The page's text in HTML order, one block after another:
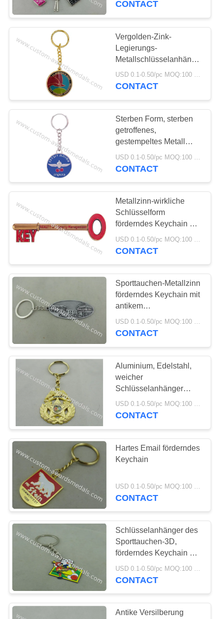
CONTACT
Vergolden-Zink-
Legierungs-
Metallschlüsselanhänger,
förderndes Keychain mit
Epoxid-,
USD 0.1-0.50/pc MOQ:100 PC pro Entwurf
CONTACT
Sterben Form, sterben
getroffenes,
gestempeltes Metall
förderndes Keychain der
Vernickelungs-3D
CONTACT
Metallzinn-wirkliche
Schlüsselform
förderndes Keychain mit
antikem Vergolden,
weiches Email
USD 0.1-0.50/pc MOQ:100 PC pro Entwurf
CONTACT
Sporttauchen-Metallzinn
förderndes Keychain mit
antikem
Messingüberzug für
förderndes Geschenk
USD 0.1-0.50/pc MOQ:100 PC pro Entwurf
CONTACT
Aluminium, Edelstahl,
weicher
Schlüsselanhänger
PVCs 3D Eagle,
förderndes Keychain mit
USD 0.1-0.50/pc MOQ:100 PC pro Entwurf
CONTACT
Hartes Email förderndes
Keychain
CONTACT
Schlüsselanhänger des
Sporttauchen-3D,
förderndes Keychain mit
Zinn-Antiken-
Messingüberzug
CONTACT
Antike Versilberung